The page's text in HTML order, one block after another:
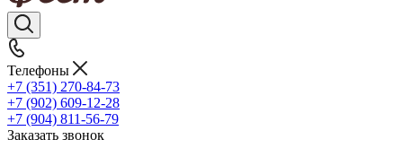
Телефоны
+7 (351) 270-84-73
+7 (902) 609-12-28
+7 (904) 811-56-79
Заказать звонок